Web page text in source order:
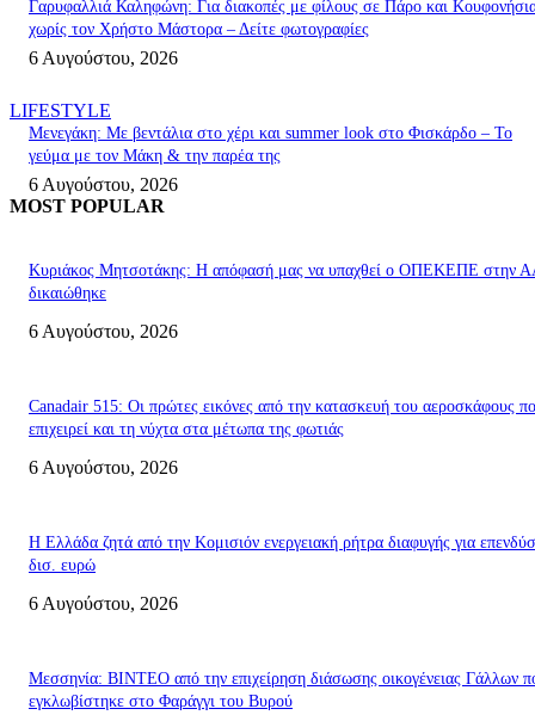
Γαρυφαλλιά Καληφώνη: Για διακοπές με φίλους σε Πάρο και
χωρίς τον Χρήστο Μάστορα – Δείτε φωτογραφίες
6 Αυγούστου, 2026
LIFESTYLE
Μενεγάκη: Με βεντάλια στο χέρι και summer look στο Φισκάρδο – Το
γεύμα με τον Μάκη & την παρέα της
6 Αυγούστου, 2026
MOST POPULAR
Κυριάκος Μητσοτάκης: Η απόφασή μας να υπαχθεί ο ΟΠΕΚΕΠΕ στην
δικαιώθηκε
6 Αυγούστου, 2026
Canadair 515: Οι πρώτες εικόνες από την κατασκευή του αεροσκάφους
επιχειρεί και τη νύχτα στα μέτωπα της φωτιάς
6 Αυγούστου, 2026
Η Ελλάδα ζητά από την Κομισιόν ενεργειακή ρήτρα διαφυγής για
δισ. ευρώ
6 Αυγούστου, 2026
Μεσσηνία: BINTEO από την επιχείρηση διάσωσης οικογένειας Γάλλων
εγκλωβίστηκε στο Φαράγγι του Βυρού